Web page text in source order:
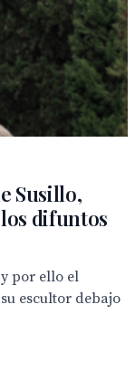
Susillo,
difuntos
por ello el
escultor debajo